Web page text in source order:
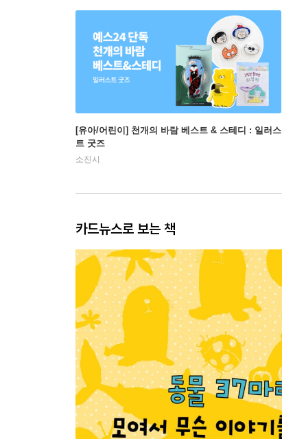
[유아/어린이] 천개의 바람 베스트 & 스테디 : 일러스
트 굿즈
소진시
카드뉴스로 보는 책